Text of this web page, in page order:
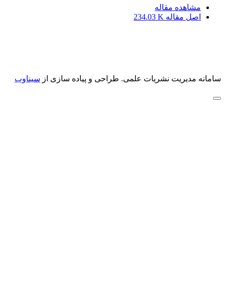
مشاهده مقاله
اصل مقاله 234.03 K
سامانه مدیریت نشریات علمی. طراحی و پیاده سازی از سیناوب